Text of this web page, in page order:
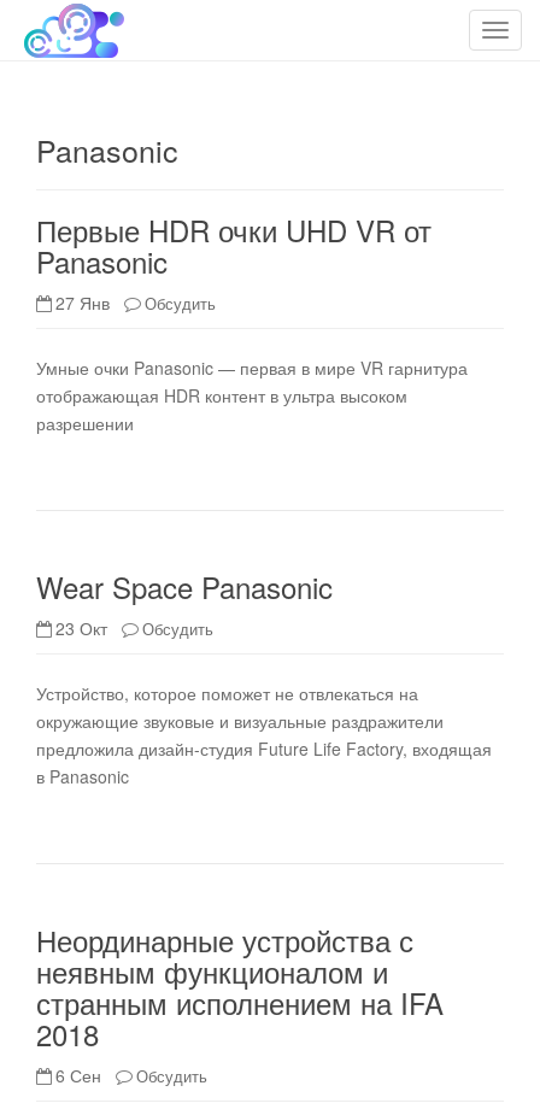
T
Облако технологий
cloudteh.ru
Panasonic
Первые HDR очки UHD VR от
Panasonic
27 Янв Обсудить
Умные очки Panasonic — первая в мире VR гарнитура
отображающая HDR контент в ультра высоком
разрешении
Wear Space Panasonic
23 Окт Обсудить
Устройство, которое поможет не отвлекаться на
окружающие звуковые и визуальные раздражители
предложила дизайн-студия Future Life Factory, входящая
в Panasonic
Неординарные устройства с
неявным функционалом и
странным исполнением на IFA
2018
6 Сен Обсудить